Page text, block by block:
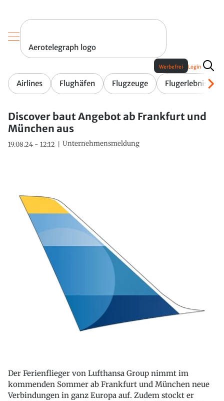
Aerotelegraph logo
Airlines Flughäfen Flugzeuge Flugerlebnis
Werbefrei Login
Discover baut Angebot ab Frankfurt und
München aus
19.08.24 - 12:12 Unternehmensmeldung
Der Ferienflieger von Lufthansa Group nimmt im
kommenden Sommer ab Frankfurt und München neue
Verbindungen in ganz Europa auf. Zudem stockt er